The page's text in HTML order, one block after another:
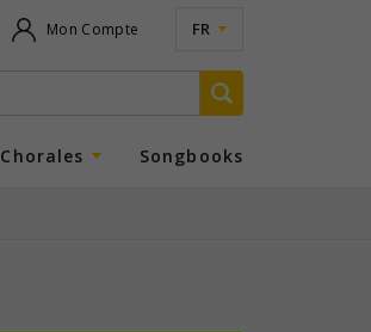
Mon Compte FR
Chorales Songbooks